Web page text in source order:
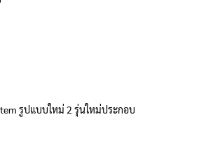
รูปแบบใหม่ 2 รุ่นใหม่ประกอบ